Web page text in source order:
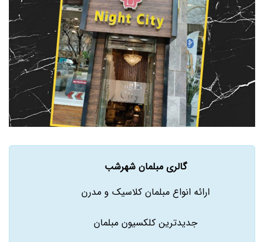
گالری مبلمان شهرشب
ارائه انواع مبلمان کلاسیک و مدرن
جدیدترین کلکسیون مبلمان